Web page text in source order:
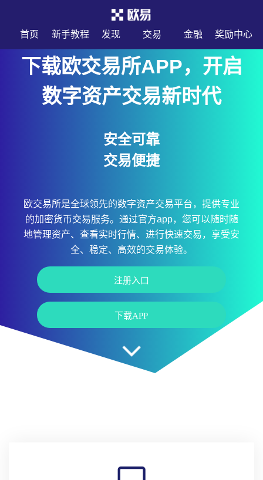
首页 新手教程 发现 交易 金融 奖励中心
下载欧交易所APP，开启
数字资产交易新时代
安全可靠
交易便捷
欧交易所是全球领先的数字资产交易平台，提供专业
的加密货币交易服务。通过官方app，您可以随时随
地管理资产、查看实时行情、进行快速交易，享受安
全、稳定、高效的交易体验。
注册入口
下载APP